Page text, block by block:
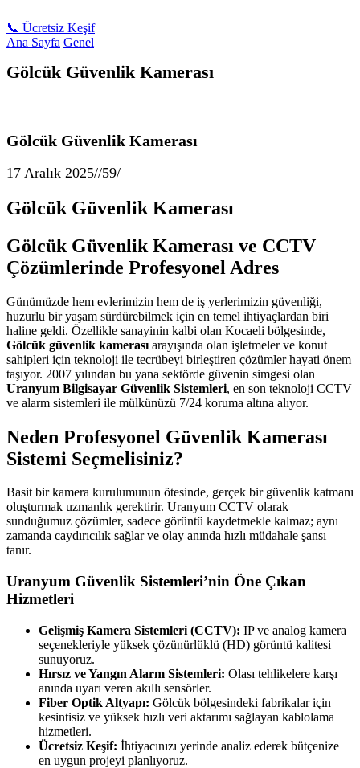
📞 Ücretsiz Keşif
Ana Sayfa Genel
Gölcük Güvenlik Kamerası
Gölcük Güvenlik Kamerası
17 Aralık 2025//59/
Gölcük Güvenlik Kamerası
Gölcük Güvenlik Kamerası ve CCTV
Çözümlerinde Profesyonel Adres
Günümüzde hem evlerimizin hem de iş yerlerimizin güvenliği,
huzurlu bir yaşam sürdürebilmek için en temel ihtiyaçlardan biri
haline geldi. Özellikle sanayinin kalbi olan Kocaeli bölgesinde,
Gölcük güvenlik kamerası arayışında olan işletmeler ve konut
sahipleri için teknoloji ile tecrübeyi birleştiren çözümler hayati önem
taşıyor. 2007 yılından bu yana sektörde güvenin simgesi olan
Uranyum Bilgisayar Güvenlik Sistemleri, en son teknoloji CCTV
ve alarm sistemleri ile mülkünüzü 7/24 koruma altına alıyor.
Neden Profesyonel Güvenlik Kamerası
Sistemi Seçmelisiniz?
Basit bir kamera kurulumunun ötesinde, gerçek bir güvenlik katmanı
oluşturmak uzmanlık gerektirir. Uranyum CCTV olarak
sunduğumuz çözümler, sadece görüntü kaydetmekle kalmaz; aynı
zamanda caydırıcılık sağlar ve olay anında hızlı müdahale şansı
tanır.
Uranyum Güvenlik Sistemleri’nin Öne Çıkan
Hizmetleri
Gelişmiş Kamera Sistemleri (CCTV): IP ve analog kamera
seçenekleriyle yüksek çözünürlüklü (HD) görüntü kalitesi
sunuyoruz.
Hırsız ve Yangın Alarm Sistemleri: Olası tehlikelere karşı
anında uyarı veren akıllı sensörler.
Fiber Optik Altyapı: Gölcük bölgesindeki fabrikalar için
kesintisiz ve yüksek hızlı veri aktarımı sağlayan kablolama
hizmetleri.
Ücretsiz Keşif: İhtiyacınızı yerinde analiz ederek bütçenize
en uygun projeyi planlıyoruz.